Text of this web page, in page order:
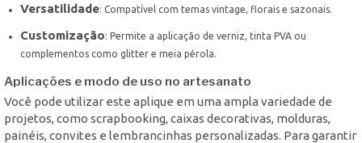
Versatilidade: Compatível com temas vintage, florais e sazonais.
Customização: Permite a aplicação de verniz, tinta PVA ou
complementos como glitter e meia pérola.
Aplicações e modo de uso no artesanato
Você pode utilizar este aplique em uma ampla variedade de
projetos, como scrapbooking, caixas decorativas, molduras,
painéis, convites e lembrancinhas personalizadas. Para garantir